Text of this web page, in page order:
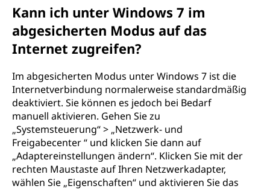
Kann ich unter Windows 7 im
abgesicherten Modus auf das
Internet zugreifen?
Im abgesicherten Modus unter Windows 7 ist die
Internetverbindung normalerweise standardmäßig
deaktiviert. Sie können es jedoch bei Bedarf
manuell aktivieren. Gehen Sie zu
„Systemsteuerung“ > „Netzwerk- und
Freigabecenter “ und klicken Sie dann auf
„Adaptereinstellungen ändern“. Klicken Sie mit der
rechten Maustaste auf Ihren Netzwerkadapter,
wählen Sie „Eigenschaften“ und aktivieren Sie das